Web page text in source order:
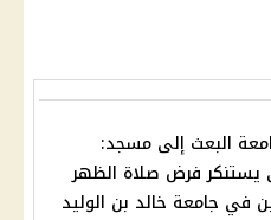
البعث إلى مسجد:
يستنكر فرض صلاة الظهر
في جامعة خالد بن الوليد